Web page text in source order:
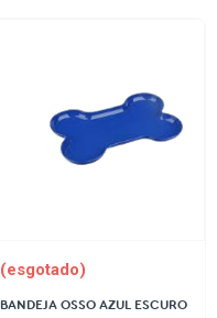
(esgotado)
BANDEJA OSSO AZUL ESCURO